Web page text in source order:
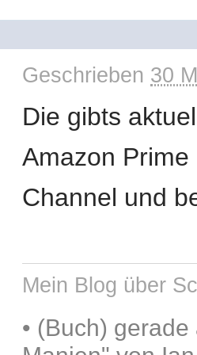
Geschrieben 30
Die gibts
Amazon
Channel und
Mein Blog über
• (Buch) gerade